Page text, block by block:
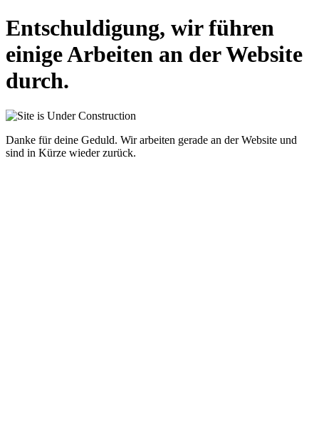
Entschuldigung, wir führen
einige Arbeiten an der Website
durch.
Danke für deine Geduld. Wir arbeiten gerade an der Website und
sind in Kürze wieder zurück.